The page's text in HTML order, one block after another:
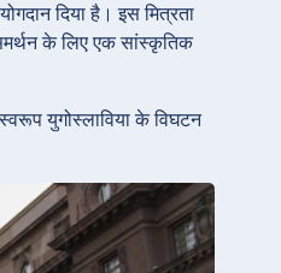
दिया है। इस मित्रता
के लिए एक सांस्कृतिक
युगोस्लाविया के विघटन